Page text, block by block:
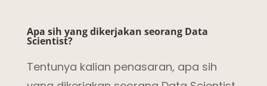
Apa sih yang dikerjakan seorang Data
Scientist?
Tentunya kalian penasaran, apa sih